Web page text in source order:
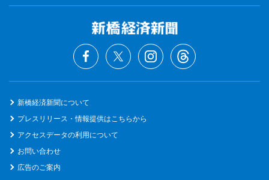
新橋経済新聞について
プレスリリース・情報提供はこちらから
アクセスデータの利用について
お問い合わせ
広告のご案内